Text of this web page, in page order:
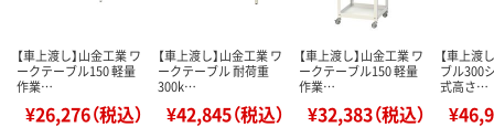
【車上渡し】山金工業 ワ
ークテーブル150 軽量
作業…
¥26,276（税込）
【車上渡し】山金工業 ワ
ークテーブル 耐荷重
300k…
¥42,845（税込）
【車上渡し】山金工業 ワ
ークテーブル150 軽量
作業…
¥32,383（税込）
【車上渡
ブル300
式高さ…